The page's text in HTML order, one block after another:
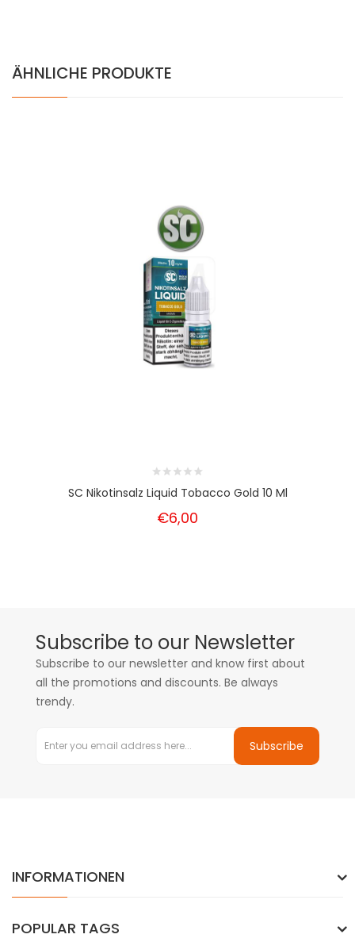
ÄHNLICHE PRODUKTE
SC Nikotinsalz Liquid Tobacco Gold 10 Ml
€6,00
Subscribe to our Newsletter
Subscribe to our newsletter and know first about
all the promotions and discounts. Be always
trendy.
Subscribe
INFORMATIONEN
POPULAR TAGS